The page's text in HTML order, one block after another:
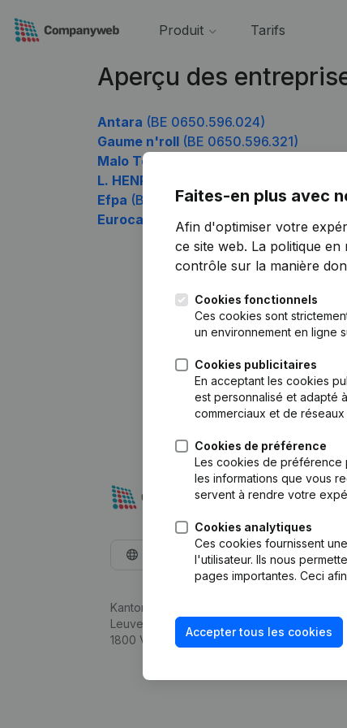
Produit Tarifs
Aperçu des
Antara (BE 0650.596.024)
Gaume n'roll (BE 0650.596.321)
Malo Techniek
L. HENRARD CARDIOLOGIE
Efpa (BE 0650.596.816)
Eurocar K&R (BE 0650.596.915)
Faites-en plus avec
Afin d'optimiser votre
ce site web. La politique en
contrôle sur la manière
Cookies fonctionnels
Ces cookies sont
un environnement en ligne
Cookies publicitaires
En acceptant les cookies
est personnalisé et adapté
commerciaux et de réseaux
Cookies de préférence
Les cookies de préférence
les informations que vous
servent à rendre votre
Cookies analytiques
Ces cookies fournissent
l'utilisateur. Ils nous
pages importantes. Ceci
Accepter tous les cookies
Français
Kantorenpark Everest
Leuvensesteenweg 248D,
1800 Vilvoorde